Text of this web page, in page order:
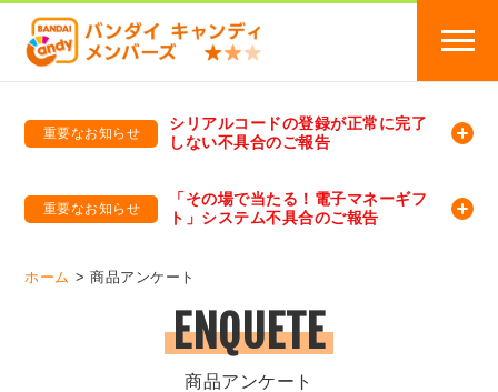
重要なお知らせ
シリアルコードの登録が正常に完了
しない不具合のご報告
重要なお知らせ
「その場で当たる！電子マネーギフ
ト」システム不具合のご報告
ホーム 商品アンケート
ENQUETE
商品アンケート